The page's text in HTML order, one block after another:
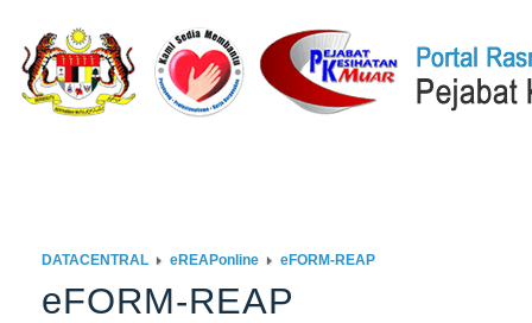
DATACENTRAL eREAPonline eFORM-REAP
eFORM-REAP